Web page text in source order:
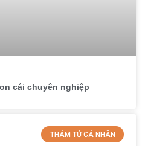
cái chuyên nghiệp
THÁM TỬ CÁ NHÂN